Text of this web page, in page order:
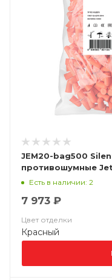
JEM20-bag500
противошумные
полиуретана,
Есть в наличии: 2
7 973 ₽
Цвет отделки
Красный